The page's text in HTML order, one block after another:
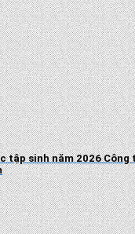
tập sinh năm 2026 Công